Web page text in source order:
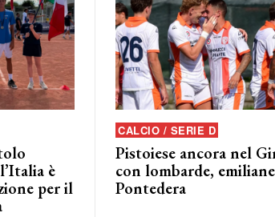
è
per il
CALCIO / SERIE D
Pistoiese ancora nel
con lombarde,
Pontedera